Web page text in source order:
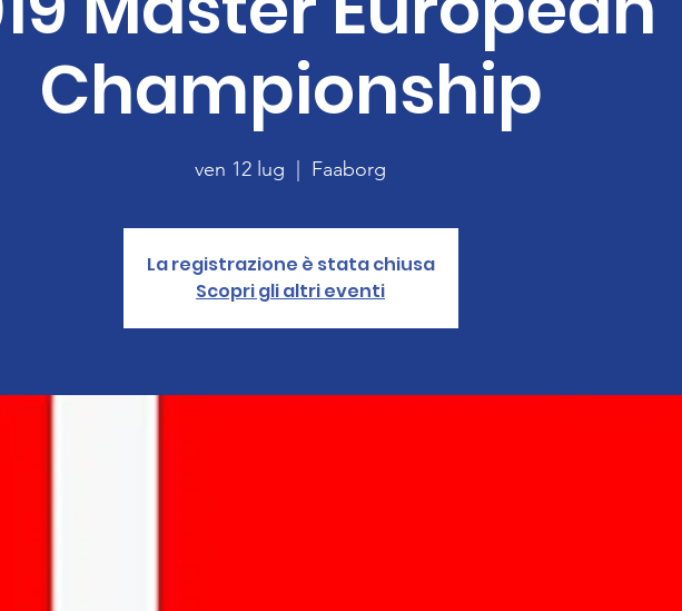
Championship
ven 12 lug Faaborg
La registrazione è stata chiusa
Scopri gli altri eventi